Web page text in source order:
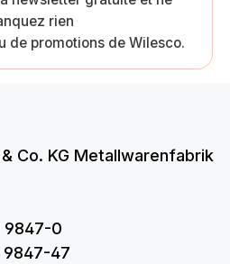
rien
de promotions de Wilesco.
Co. KG Metallwarenfabrik
9847-0
9847-47